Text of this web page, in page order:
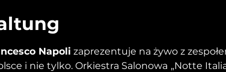
Napoli zaprezentuje na żywo z
i nie tylko. Orkiestra Salonowa „Notte